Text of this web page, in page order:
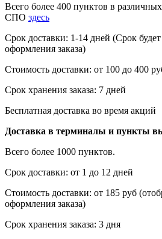
Всего более 400 пунктов в
СПО здесь
Срок доставки: 1-14 дней (Срок
оформления заказа)
Стоимость доставки: от 100 до 400
Срок хранения заказа: 7 дней
Бесплатная доставка во время акций
Доставка в терминалы и пункты
Всего более 1000 пунктов.
Срок доставки: от 1 до 12 дней
Стоимость доставки: от 185 руб
оформления заказа)
Срок хранения заказа: 3 дня